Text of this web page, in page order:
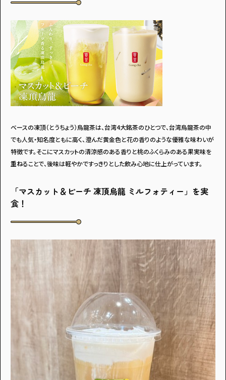
アンケートに
答えて
イベントに参加しよう！
・マイナビティーンズについて
・個人情報について
・読者プレゼント
・利用規約
・お問い合わせ
・広告掲載のお問い合わせ
ベースの凍頂（とうちょう）烏龍茶は、台湾4大銘茶のひとつで、台湾烏龍茶の中
でも人気・知名度ともに高く、澄んだ黄金色と花の香りのような優雅な味わいが
特徴です。そこにマスカットの清涼感のある香りと桃のふくらみのある果実味を
重ねることで、後味は軽やかですっきりとした飲み心地に仕上がっています。
「マスカット＆ピーチ 凍頂烏龍 ミルフォティー」を実
食！